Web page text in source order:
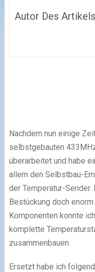
Autor Des
Nachdem nun einige
selbstgebauten
überarbeitet und habe
allem den Selbstbau-
der Temperatur-
Bestückung doch
Komponenten konnte
komplette
zusammenbauen.
Ersetzt habe ich